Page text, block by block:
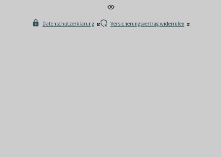
Datenschutzerklärung Versicherungsvertrag widerrufen